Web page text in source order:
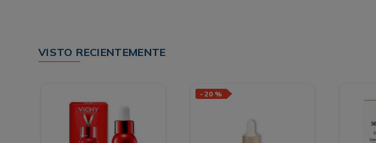
VISTO RECIENTEMENTE
- 20 %